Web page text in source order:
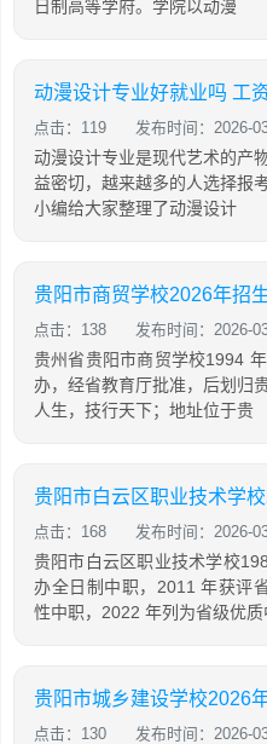
日制高等学府。学院以动漫
动漫设计专业好就业吗 工
点击：119 发布时间：2026-
动漫设计专业是现代艺术的产
益密切，越来越多的人选择报
小编给大家整理了动漫设计
贵阳市商贸学校2026年招
点击：138 发布时间：2026-
贵州省贵阳市商贸学校1994
办，经省教育厅批准，后划归
人生，技行天下；地址位于贵
贵阳市白云区职业技术学
点击：168 发布时间：2026-
贵阳市白云区职业技术学校
办全日制中职，2011 年获评
性中职，2022 年列为省级优质
贵阳市城乡建设学校2026
点击：130 发布时间：2026-